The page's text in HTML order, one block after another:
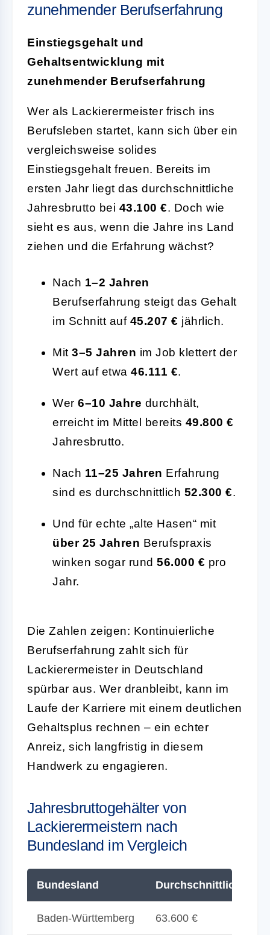
zunehmender Berufserfahrung
Einstiegsgehalt und
Gehaltsentwicklung mit
zunehmender Berufserfahrung
Wer als Lackierermeister frisch ins
Berufsleben startet, kann sich über ein
vergleichsweise solides
Einstiegsgehalt freuen. Bereits im
ersten Jahr liegt das durchschnittliche
Jahresbrutto bei 43.100 €. Doch wie
sieht es aus, wenn die Jahre ins Land
ziehen und die Erfahrung wächst?
Nach 1–2 Jahren
Berufserfahrung steigt das Gehalt
im Schnitt auf 45.207 € jährlich.
Mit 3–5 Jahren im Job klettert der
Wert auf etwa 46.111 €.
Wer 6–10 Jahre durchhält,
erreicht im Mittel bereits 49.800 €
Jahresbrutto.
Nach 11–25 Jahren Erfahrung
sind es durchschnittlich 52.300 €.
Und für echte „alte Hasen“ mit
über 25 Jahren Berufspraxis
winken sogar rund 56.000 € pro
Jahr.
Die Zahlen zeigen: Kontinuierliche
Berufserfahrung zahlt sich für
Lackierermeister in Deutschland
spürbar aus. Wer dranbleibt, kann im
Laufe der Karriere mit einem deutlichen
Gehaltsplus rechnen – ein echter
Anreiz, sich langfristig in diesem
Handwerk zu engagieren.
Jahresbruttogehälter von
Lackierermeistern nach
Bundesland im Vergleich
Bundesland Durchschnittliches
Baden-Württemberg 63.600 €